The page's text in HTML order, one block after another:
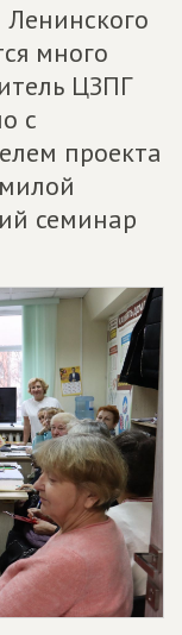
много
ЦЗПГ
с
проекта
семинар